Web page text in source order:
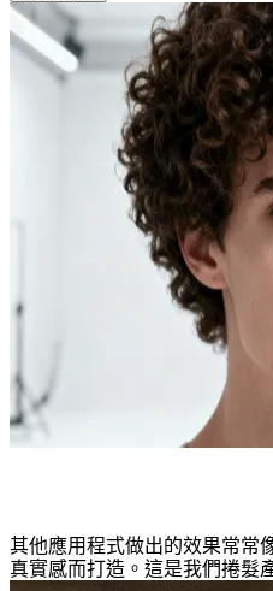
其他應用程式做出的效果常常
真實感而打造。這是我們捲髮